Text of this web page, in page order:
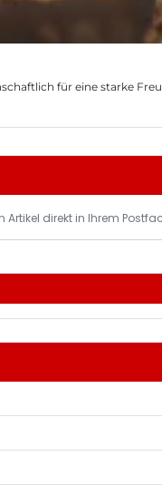
für eine starke
Artikel direkt in Ihrem